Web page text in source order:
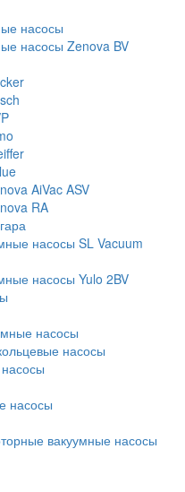
насосы
насосы Zenova BV
AiVac ASV
RA
насосы SL Vacuum
насосы Yulo 2BV
насосы
насосы
насосы
вакуумные насосы